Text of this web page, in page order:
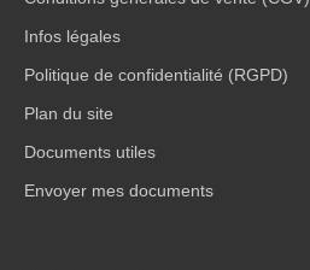
Infos légales
Politique de confidentialité (RGPD)
Plan du site
Documents utiles
Envoyer mes documents